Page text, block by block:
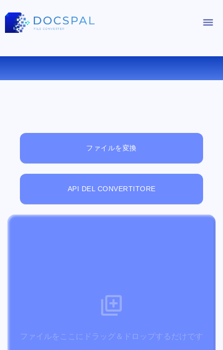
無料オンラインファイルビューアー
ファイルを変換
API DEL CONVERTITORE
ファイルをここにドラッグ＆ドロップするだけです